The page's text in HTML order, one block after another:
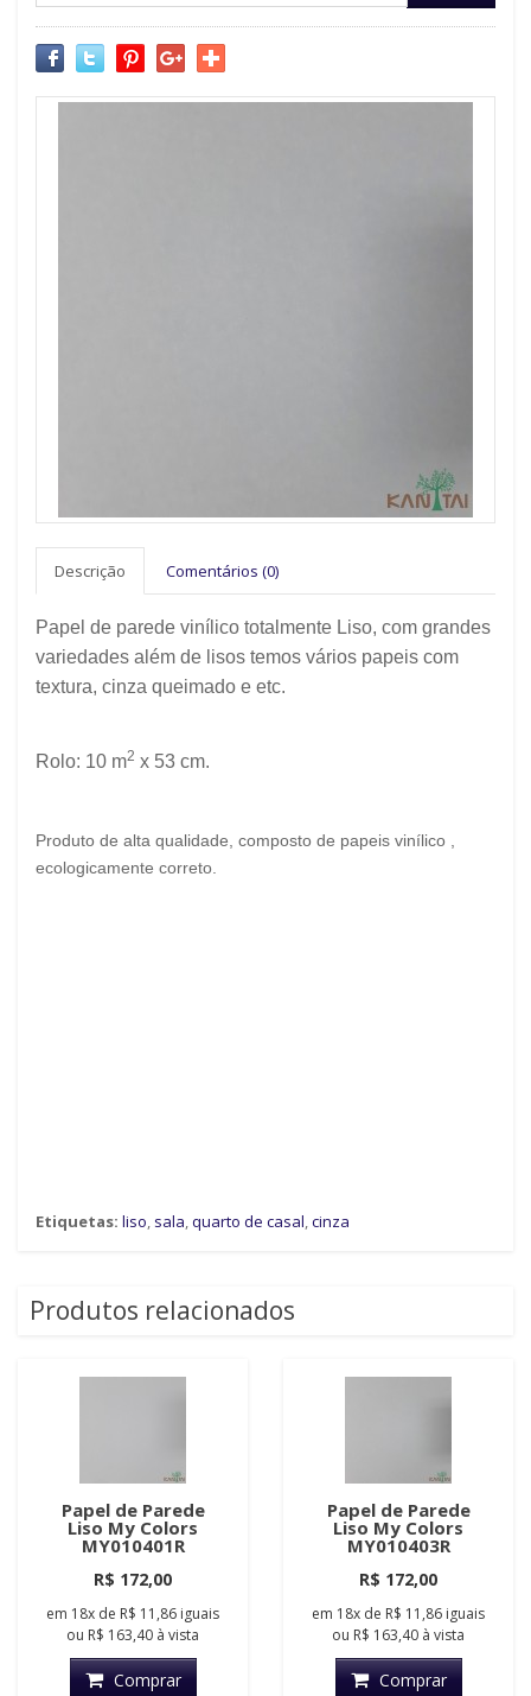
Descrição Comentários (0)
Papel de parede vinílico totalmente Liso, com grandes
variedades além de lisos temos vários papeis com
textura, cinza queimado e etc.
Rolo: 10 m2 x 53 cm.
Produto de alta qualidade, composto de papeis vinílico ,
ecologicamente correto.
Etiquetas: liso, sala,quarto de casal,cinza
Produtos relacionados
Papel de Parede
Liso My Colors
MY010401R
R$ 172,00
em 18x de R$ 11,86 iguais
ou R$ 163,40 à vista
Comprar
Papel de Parede
Liso My Colors
MY010403R
R$ 172,00
em 18x de R$ 11,86 iguais
ou R$ 163,40 à vista
Comprar